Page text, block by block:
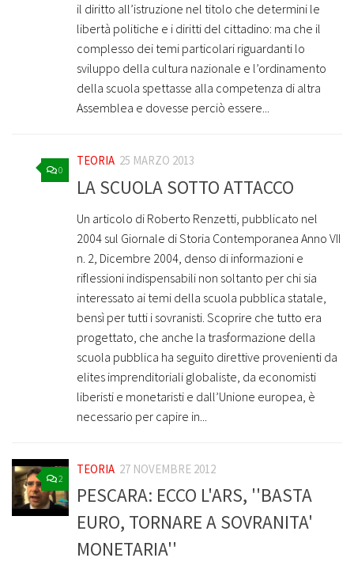
il diritto all’istruzione nel titolo che determini le
libertà politiche e i diritti del cittadino: ma che il
complesso dei temi particolari riguardanti lo
sviluppo della cultura nazionale e l’ordinamento
della scuola spettasse alla competenza di altra
Assemblea e dovesse perciò essere...
0
TEORIA 25 MARZO 2013
LA SCUOLA SOTTO ATTACCO
Un articolo di Roberto Renzetti, pubblicato nel
2004 sul Giornale di Storia Contemporanea Anno VII
n. 2, Dicembre 2004, denso di informazioni e
riflessioni indispensabili non soltanto per chi sia
interessato ai temi della scuola pubblica statale,
bensì per tutti i sovranisti. Scoprire che tutto era
progettato, che anche la trasformazione della
scuola pubblica ha seguito direttive provenienti da
elites imprenditoriali globaliste, da economisti
liberisti e monetaristi e dall’Unione europea, è
necessario per capire in...
2
TEORIA 27 NOVEMBRE 2012
PESCARA: ECCO L'ARS, ''BASTA
EURO, TORNARE A SOVRANITA'
MONETARIA''